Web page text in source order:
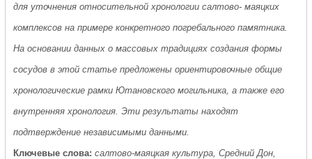
для уточнения относительной хронологии салтово- маяцких
комплексов на примере конкретного погребального памятника.
На основании данных о массовых традициях создания формы
сосудов в этой статье предложены ориентировочные общие
хронологические рамки Ютановского могильника, а также его
внутренняя хронология. Эти результаты находят
подтверждение независимыми данными.
Ключевые слова: салтово-маяцкая культура, Средний Дон,